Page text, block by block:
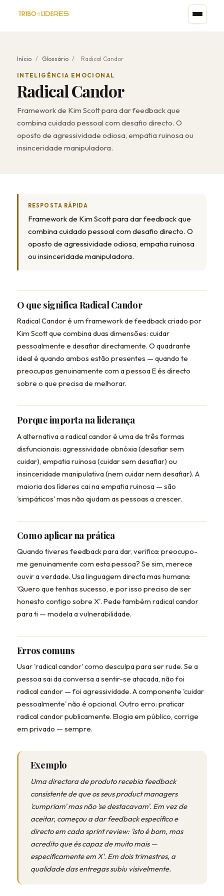
Início / Glossário / Radical Candor
INTELIGÊNCIA EMOCIONAL
Radical Candor
Framework de Kim Scott para dar feedback que
combina cuidado pessoal com desafio directo. O
oposto de agressividade odiosa, empatia ruinosa ou
insinceridade manipuladora.
RESPOSTA RÁPIDA
Framework de Kim Scott para dar feedback que
combina cuidado pessoal com desafio directo. O
oposto de agressividade odiosa, empatia ruinosa
ou insinceridade manipuladora.
O que significa Radical Candor
Radical Candor é um framework de feedback criado por
Kim Scott que combina duas dimensões: cuidar
pessoalmente e desafiar directamente. O quadrante
ideal é quando ambos estão presentes — quando te
preocupas genuinamente com a pessoa E és directo
sobre o que precisa de melhorar.
Porque importa na liderança
A alternativa a radical candor é uma de três formas
disfuncionais: agressividade obnóxia (desafiar sem
cuidar), empatia ruinosa (cuidar sem desafiar) ou
insinceridade manipulativa (nem cuidar nem desafiar). A
maioria dos líderes cai na empatia ruinosa — são
'simpáticos' mas não ajudam as pessoas a crescer.
Como aplicar na prática
Quando tiveres feedback para dar, verifica: preocupo-
me genuinamente com esta pessoa? Se sim, merece
ouvir a verdade. Usa linguagem directa mas humana:
'Quero que tenhas sucesso, e por isso preciso de ser
honesto contigo sobre X'. Pede também radical candor
para ti — modela a vulnerabilidade.
Erros comuns
Usar 'radical candor' como desculpa para ser rude. Se a
pessoa sai da conversa a sentir-se atacada, não foi
radical candor — foi agressividade. A componente 'cuidar
pessoalmente' não é opcional. Outro erro: praticar
radical candor publicamente. Elogia em público, corrige
em privado — sempre.
Exemplo
Uma directora de produto recebia feedback
consistente de que os seus product managers
'cumpriam' mas não 'se destacavam'. Em vez de
aceitar, começou a dar feedback específico e
directo em cada sprint review: 'isto é bom, mas
acredito que és capaz de muito mais —
especificamente em X'. Em dois trimestres, a
qualidade das entregas subiu visivelmente.